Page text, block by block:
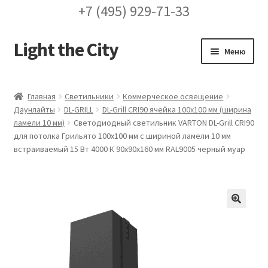
+7 (495) 929-71-33
Перейти
к
Перейти
к
Light the City Меню
FAQ про кронштейны
Бренды
Заказ проекта освещения
Главная Светильники
Коммерческое освещение
Даунлайты
DL-GRILL
DL-Grill CRI90 ячейка 100х100 мм (ширина
ламели 10 мм)
Светодиодный светильник VARTON DL-Grill CRI90
для потолка Грильято 100х100 мм с шириной ламели 10 мм
встраиваемый 15 Вт 4000 К 90х90х160 мм RAL9005 черный муар